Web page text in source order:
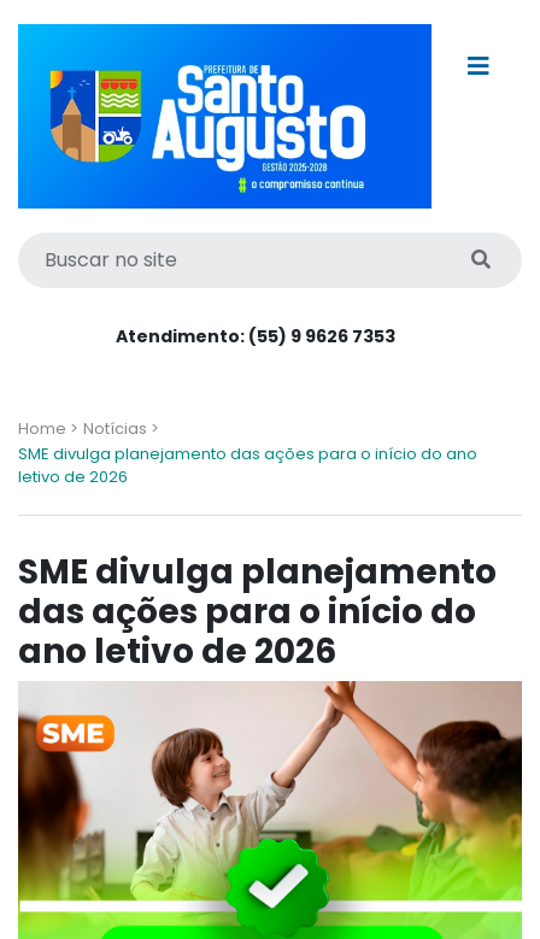
Atendimento: (55) 9 9626 7353
Home > Notícias >
SME divulga planejamento das ações para o início do ano
letivo de 2026
SME divulga planejamento
das ações para o início do
ano letivo de 2026